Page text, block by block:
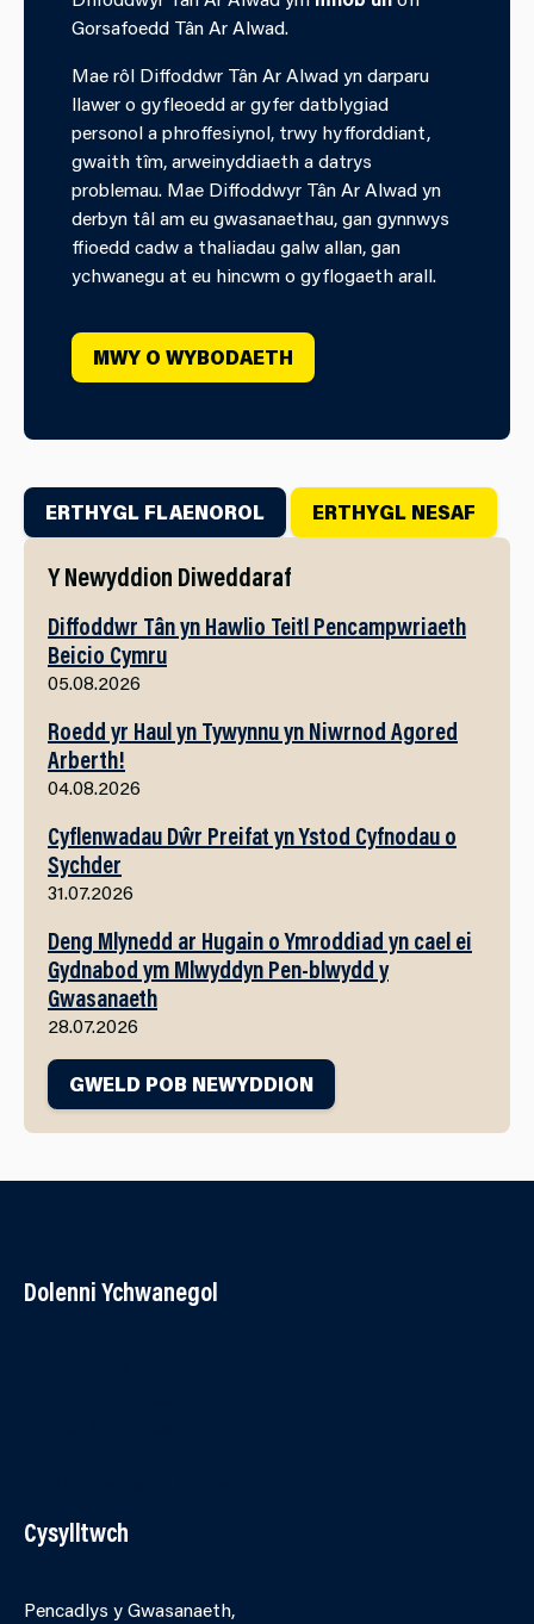
Gorsafoedd Tân Ar Alwad.
Mae rôl Diffoddwr Tân Ar Alwad yn darparu
llawer o gyfleoedd ar gyfer datblygiad
personol a phroffesiynol, trwy hyfforddiant,
gwaith tîm, arweinyddiaeth a datrys
problemau. Mae Diffoddwyr Tân Ar Alwad yn
derbyn tâl am eu gwasanaethau, gan gynnwys
ffioedd cadw a thaliadau galw allan, gan
ychwanegu at eu hincwm o gyflogaeth arall.
MWY O WYBODAETH
ERTHYGL FLAENOROL ERTHYGL NESAF
Y Newyddion Diweddaraf
Diffoddwr Tân yn Hawlio Teitl Pencampwriaeth
Beicio Cymru
05.08.2026
Roedd yr Haul yn Tywynnu yn Niwrnod Agored
Arberth!
04.08.2026
Cyflenwadau Dŵr Preifat yn Ystod Cyfnodau o
Sychder
31.07.2026
Deng Mlynedd ar Hugain o Ymroddiad yn cael ei
Gydnabod ym Mlwyddyn Pen-blwydd y
Gwasanaeth
28.07.2026
GWELD POB NEWYDDION
Dolenni Ychwanegol
Cysylltwch
Pencadlys y Gwasanaeth,